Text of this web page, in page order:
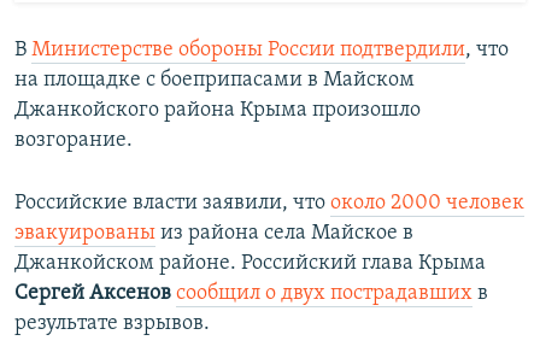
В Министерстве обороны России подтвердили, что
на площадке с боеприпасами в Майском
Джанкойского района Крыма произошло
возгорание.
Российские власти заявили, что около 2000 человек
эвакуированы из района села Майское в
Джанкойском районе. Российский глава Крыма
Сергей Аксенов сообщил о двух пострадавших в
результате взрывов.